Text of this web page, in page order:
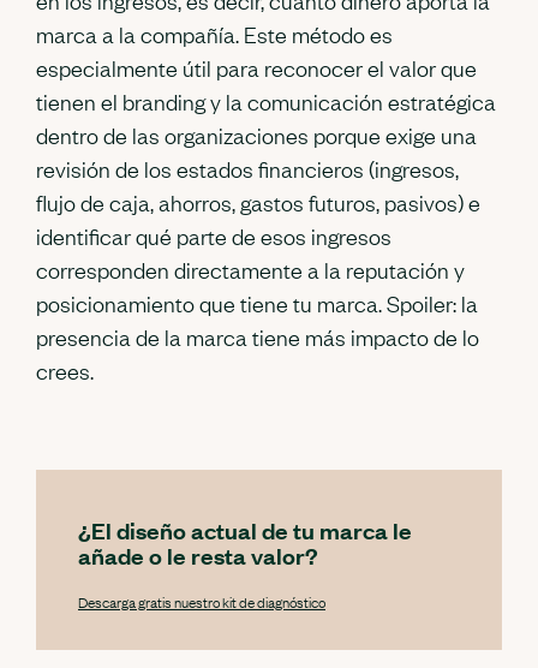
marca a la compañía. Este método es
especialmente útil para reconocer el valor que
tienen el branding y la comunicación estratégica
dentro de las organizaciones porque exige una
revisión de los estados financieros (ingresos,
flujo de caja, ahorros, gastos futuros, pasivos) e
identificar qué parte de esos ingresos
corresponden directamente a la reputación y
posicionamiento que tiene tu marca. Spoiler: la
presencia de la marca tiene más impacto de lo
crees.
¿El diseño actual de tu marca le
añade o le resta valor?
Descarga gratis nuestro kit de diagnóstico